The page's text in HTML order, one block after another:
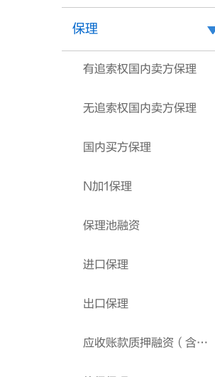
保理
有追索权国内卖方保理
无追索权国内卖方保理
国内买方保理
N加1保理
保理池融资
进口保理
出口保理
应收账款质押融资（含池融资）